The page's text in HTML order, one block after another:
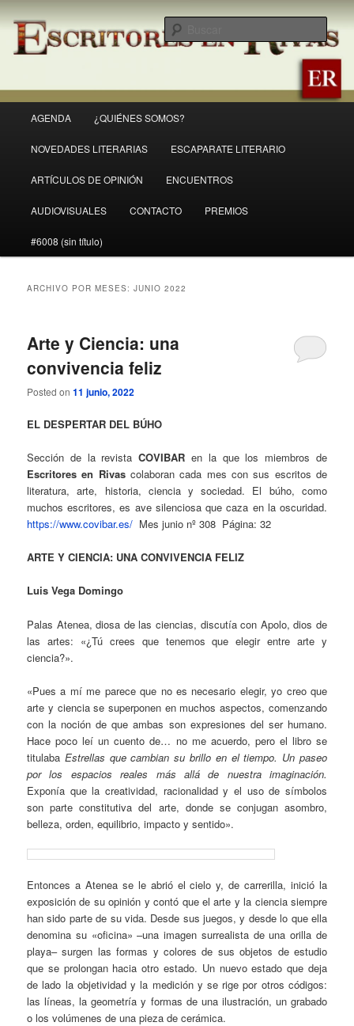
Ir
al
contenido
principal
Ir
al
contenido
secundario
Revista Escritores en Rivas
principal
AGENDA ¿QUIÉNES SOMOS?
NOVEDADES LITERARIAS ESCAPARATE LITERARIO
ARTÍCULOS DE OPINIÓN ENCUENTROS
AUDIOVISUALES CONTACTO PREMIOS
#6008 (sin título)
ARCHIVO POR MESES:JUNIO 2022
Arte y Ciencia: una
convivencia feliz
Posted on11 junio, 2022
EL DESPERTAR DEL BÚHO
Sección de la revistaCOVIBAR en la que los miembros de
Escritores en Rivascolaboran cada mes con sus escritos de
literatura, arte, historia, ciencia y sociedad. El búho, como
muchos escritores, es ave silenciosa que caza en la oscuridad.
https://www.covibar.es/ Mes junio nº 308 Página: 32
ARTE Y CIENCIA: UNA CONVIVENCIA FELIZ
Luis Vega Domingo
Palas Atenea, diosa de las ciencias, discutía con Apolo, dios de
las artes: «¿Tú crees que tenemos que elegir entre arte y
ciencia?».
«Pues a mí me parece que no es necesario elegir, yo creo que
arte y ciencia se superponen en muchos aspectos, comenzando
con la noción de que ambas son expresiones del ser humano.
Hace poco leí un cuento de… no me acuerdo, pero el libro se
titulaba Estrellas que cambian su brillo en el tiempo. Un paseo
por los espacios reales más allá de nuestra imaginación.
Exponía que la creatividad, racionalidad y el uso de símbolos
son parte constitutiva del arte, donde se conjugan asombro,
belleza, orden, equilibrio, impacto y sentido».
Entonces a Atenea se le abrió el cielo y, de carrerilla, inició la
exposición de su opinión y contó que el arte y la ciencia siempre
han sido parte de su vida. Desde sus juegos, y desde lo que ella
denomina su «oficina» –una imagen surrealista de una orilla de
playa– surgen las formas y colores de sus objetos de estudio
que se prolongan hacia otro estado. Un nuevo estado que deja
de lado la objetividad y la medición y se rige por otros códigos:
las líneas, la geometría y formas de una ilustración, un grabado
o los volúmenes de una pieza de cerámica.